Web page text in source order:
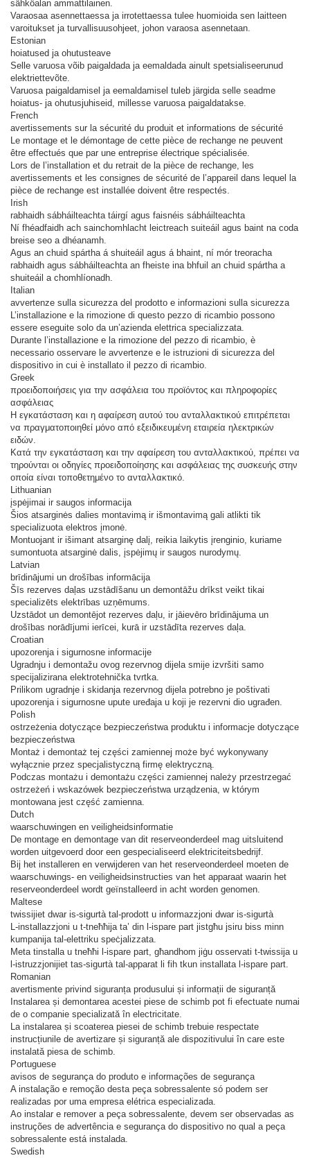
sähköalan ammattilainen.
Varaosaa asennettaessa ja irrotettaessa tulee huomioida sen laitteen
varoitukset ja turvallisuusohjeet, johon varaosa asennetaan.
Estonian
hoiatused ja ohutusteave
Selle varuosa võib paigaldada ja eemaldada ainult spetsialiseerunud
elektriettevõte.
Varuosa paigaldamisel ja eemaldamisel tuleb järgida selle seadme
hoiatus- ja ohutusjuhiseid, millesse varuosa paigaldatakse.
French
avertissements sur la sécurité du produit et informations de sécurité
Le montage et le démontage de cette pièce de rechange ne peuvent
être effectués que par une entreprise électrique spécialisée.
Lors de l’installation et du retrait de la pièce de rechange, les
avertissements et les consignes de sécurité de l’appareil dans lequel la
pièce de rechange est installée doivent être respectés.
Irish
rabhaidh sábháilteachta táirgí agus faisnéis sábháilteachta
Ní fhéadfaidh ach sainchomhlacht leictreach suiteáil agus baint na coda
breise seo a dhéanamh.
Agus an chuid spártha á shuiteáil agus á bhaint, ní mór treoracha
rabhaidh agus sábháilteachta an fheiste ina bhfuil an chuid spártha a
shuiteáil a chomhlíonadh.
Italian
avvertenze sulla sicurezza del prodotto e informazioni sulla sicurezza
L’installazione e la rimozione di questo pezzo di ricambio possono
essere eseguite solo da un’azienda elettrica specializzata.
Durante l’installazione e la rimozione del pezzo di ricambio, è
necessario osservare le avvertenze e le istruzioni di sicurezza del
dispositivo in cui è installato il pezzo di ricambio.
Greek
προειδοποιήσεις για την ασφάλεια του προϊόντος και πληροφορίες
ασφάλειας
Η εγκατάσταση και η αφαίρεση αυτού του ανταλλακτικού επιτρέπεται
να πραγματοποιηθεί μόνο από εξειδικευμένη εταιρεία ηλεκτρικών
ειδών.
Κατά την εγκατάσταση και την αφαίρεση του ανταλλακτικού, πρέπει να
τηρούνται οι οδηγίες προειδοποίησης και ασφάλειας της συσκευής στην
οποία είναι τοποθετημένο το ανταλλακτικό.
Lithuanian
įspėjimai ir saugos informacija
Šios atsarginės dalies montavimą ir išmontavimą gali atlikti tik
specializuota elektros įmonė.
Montuojant ir išimant atsarginę dalį, reikia laikytis įrenginio, kuriame
sumontuota atsarginė dalis, įspėjimų ir saugos nurodymų.
Latvian
brīdinājumi un drošības informācija
Šīs rezerves daļas uzstādīšanu un demontāžu drīkst veikt tikai
specializēts elektrības uzņēmums.
Uzstādot un demontējot rezerves daļu, ir jāievēro brīdinājuma un
drošības norādījumi ierīcei, kurā ir uzstādīta rezerves daļa.
Croatian
upozorenja i sigurnosne informacije
Ugradnju i demontažu ovog rezervnog dijela smije izvršiti samo
specijalizirana elektrotehnička tvrtka.
Prilikom ugradnje i skidanja rezervnog dijela potrebno je poštivati ​​
upozorenja i sigurnosne upute uređaja u koji je rezervni dio ugrađen.
Polish
ostrzeżenia dotyczące bezpieczeństwa produktu i informacje dotyczące
bezpieczeństwa
Montaż i demontaż tej części zamiennej może być wykonywany
wyłącznie przez specjalistyczną firmę elektryczną.
Podczas montażu i demontażu części zamiennej należy przestrzegać
ostrzeżeń i wskazówek bezpieczeństwa urządzenia, w którym
montowana jest część zamienna.
Dutch
waarschuwingen en veiligheidsinformatie
De montage en demontage van dit reserveonderdeel mag uitsluitend
worden uitgevoerd door een gespecialiseerd elektriciteitsbedrijf.
Bij het installeren en verwijderen van het reserveonderdeel moeten de
waarschuwings- en veiligheidsinstructies van het apparaat waarin het
reserveonderdeel wordt geïnstalleerd in acht worden genomen.
Maltese
twissijiet dwar is-sigurtà tal-prodott u informazzjoni dwar is-sigurtà
L-installazzjoni u t-tneħħija ta’ din l-ispare part jistgħu jsiru biss minn
kumpanija tal-elettriku speċjalizzata.
Meta tinstalla u tneħħi l-ispare part, għandhom jiġu osservati t-twissija u
l-istruzzjonijiet tas-sigurtà tal-apparat li fih tkun installata l-ispare part.
Romanian
avertismente privind siguranța produsului și informații de siguranță
Instalarea și demontarea acestei piese de schimb pot fi efectuate numai
de o companie specializată în electricitate.
La instalarea și scoaterea piesei de schimb trebuie respectate
instrucțiunile de avertizare și siguranță ale dispozitivului în care este
instalată piesa de schimb.
Portuguese
avisos de segurança do produto e informações de segurança
A instalação e remoção desta peça sobressalente só podem ser
realizadas por uma empresa elétrica especializada.
Ao instalar e remover a peça sobressalente, devem ser observadas as
instruções de advertência e segurança do dispositivo no qual a peça
sobressalente está instalada.
Swedish